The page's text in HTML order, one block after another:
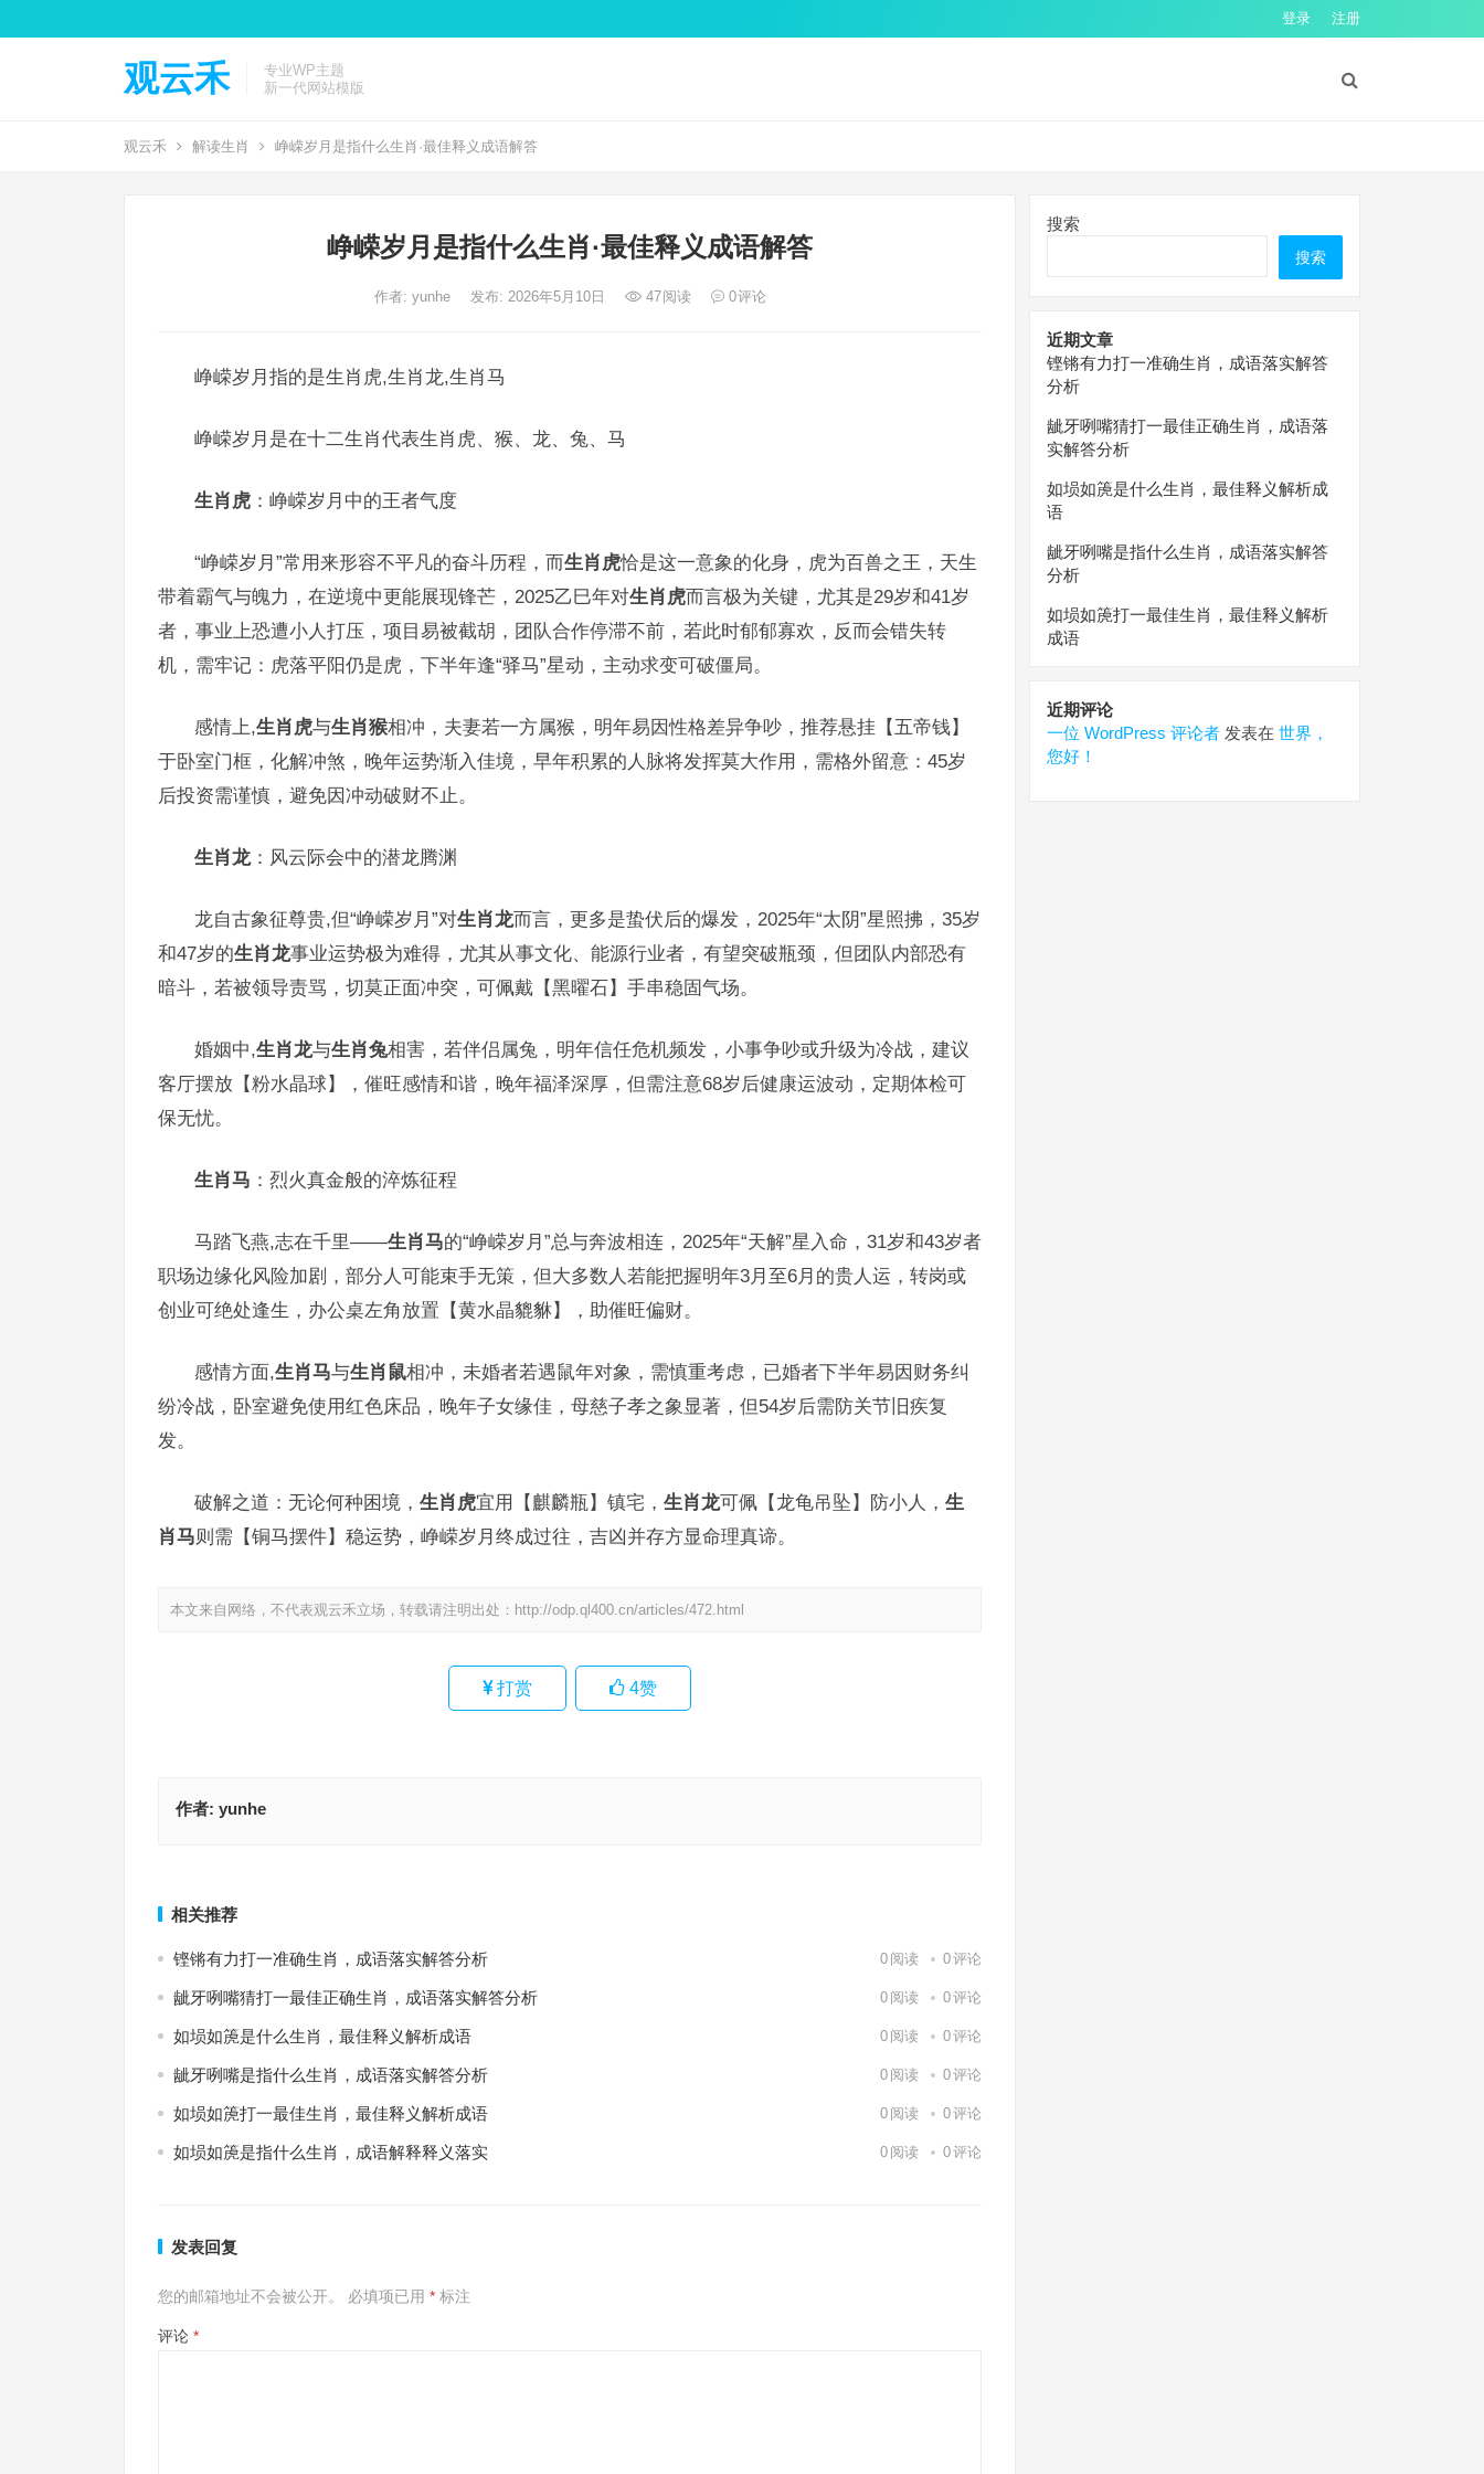
登录 注册
观云禾
专业WP主题
新一代网站模版
观云禾 解读生肖 峥嵘岁月是指什么生肖·最佳释义成语解答
峥嵘岁月是指什么生肖·最佳释义成语解答
作者: yunhe 发布: 2026年5月10日 47阅读 0评论
峥嵘岁月指的是生肖虎,生肖龙,生肖马
峥嵘岁月是在十二生肖代表生肖虎、猴、龙、兔、马
生肖虎 ：峥嵘岁月中的王者气度
“峥嵘岁月”常用来形容不平凡的奋斗历程，而生肖虎恰是这一意象的化身，虎为百兽之王，天生
带着霸气与魄力，在逆境中更能展现锋芒，2025乙巳年对生肖虎而言极为关键，尤其是29岁和41岁
者，事业上恐遭小人打压，项目易被截胡，团队合作停滞不前，若此时郁郁寡欢，反而会错失转
机，需牢记：虎落平阳仍是虎，下半年逢“驿马”星动，主动求变可破僵局。
感情上,生肖虎与生肖猴相冲，夫妻若一方属猴，明年易因性格差异争吵，推荐悬挂【五帝钱】
于卧室门框，化解冲煞，晚年运势渐入佳境，早年积累的人脉将发挥莫大作用，需格外留意：45岁
后投资需谨慎，避免因冲动破财不止。
生肖龙：风云际会中的潜龙腾渊
龙自古象征尊贵,但“峥嵘岁月”对生肖龙而言，更多是蛰伏后的爆发，2025年“太阴”星照拂，35岁
和47岁的生肖龙事业运势极为难得，尤其从事文化、能源行业者，有望突破瓶颈，但团队内部恐有
暗斗，若被领导责骂，切莫正面冲突，可佩戴【黑曜石】手串稳固气场。
婚姻中,生肖龙与生肖兔相害，若伴侣属兔，明年信任危机频发，小事争吵或升级为冷战，建议
客厅摆放【粉水晶球】，催旺感情和谐，晚年福泽深厚，但需注意68岁后健康运波动，定期体检可
保无忧。
生肖马 ：烈火真金般的淬炼征程
马踏飞燕,志在千里——生肖马的“峥嵘岁月”总与奔波相连，2025年“天解”星入命，31岁和43岁者
职场边缘化风险加剧，部分人可能束手无策，但大多数人若能把握明年3月至6月的贵人运，转岗或
创业可绝处逢生，办公桌左角放置【黄水晶貔貅】，助催旺偏财。
感情方面,生肖马与生肖鼠相冲，未婚者若遇鼠年对象，需慎重考虑，已婚者下半年易因财务纠
纷冷战，卧室避免使用红色床品，晚年子女缘佳，母慈子孝之象显著，但54岁后需防关节旧疾复
发。
破解之道：无论何种困境， 生肖虎宜用【麒麟瓶】镇宅， 生肖龙可佩【龙龟吊坠】防小人， 生
肖马则需【铜马摆件】稳运势，峥嵘岁月终成过往，吉凶并存方显命理真谛。
本文来自网络，不代表观云禾立场，转载请注明出处： http://odp.ql400.cn/articles/472.html
打赏 4赞
作者: yunhe
相关推荐
铿锵有力打一准确生肖，成语落实解答分析 0 阅读 0评论
龇牙咧嘴猜打一最佳正确生肖，成语落实解答分析 0 阅读 0评论
如埙如箎是什么生肖，最佳释义解析成语 0 阅读 0评论
龇牙咧嘴是指什么生肖，成语落实解答分析 0 阅读 0评论
如埙如箎打一最佳生肖，最佳释义解析成语 0 阅读 0评论
如埙如箎是指什么生肖，成语解释释义落实 0 阅读 0评论
发表回复
您的邮箱地址不会被公开。 必填项已用 * 标注
评论 *
搜索
搜索
近期文章
铿锵有力打一准确生肖，成语落实解答
分析
龇牙咧嘴猜打一最佳正确生肖，成语落
实解答分析
如埙如箎是什么生肖，最佳释义解析成
语
龇牙咧嘴是指什么生肖，成语落实解答
分析
如埙如箎打一最佳生肖，最佳释义解析
成语
近期评论
一位 WordPress 评论者 发表在 世界，
您好！